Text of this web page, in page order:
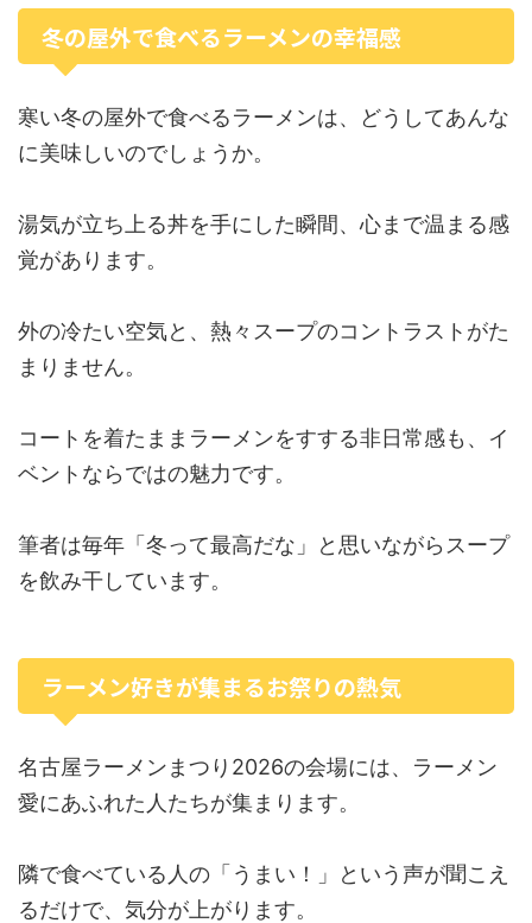
冬の屋外で食べるラーメンの幸福感
寒い冬の屋外で食べるラーメンは、どうしてあんな
に美味しいのでしょうか。
湯気が立ち上る丼を手にした瞬間、心まで温まる感
覚があります。
外の冷たい空気と、熱々スープのコントラストがた
まりません。
コートを着たままラーメンをすする非日常感も、イ
ベントならではの魅力です。
筆者は毎年「冬って最高だな」と思いながらスープ
を飲み干しています。
ラーメン好きが集まるお祭りの熱気
名古屋ラーメンまつり2026の会場には、ラーメン
愛にあふれた人たちが集まります。
隣で食べている人の「うまい！」という声が聞こえ
るだけで、気分が上がります。